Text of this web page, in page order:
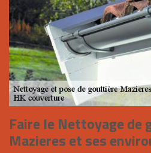
Faire le Nettoyage de
Mazieres et ses